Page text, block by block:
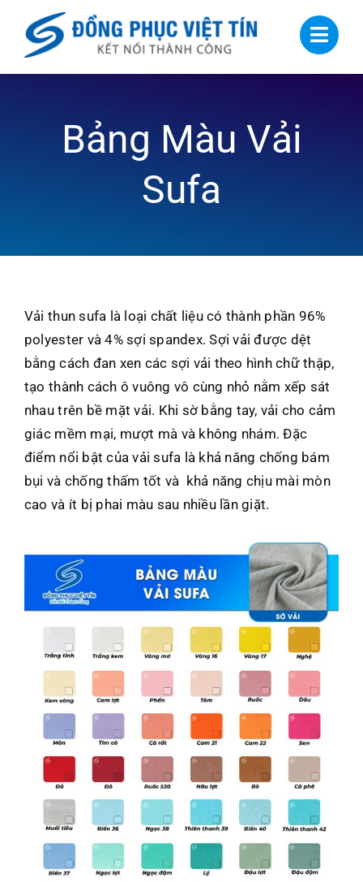
content
Bảng Màu Vải
Sufa
Vải thun sufa là loại chất liệu có thành phần 96%
polyester và 4% sợi spandex. Sợi vải được dệt
bằng cách đan xen các sợi vải theo hình chữ thập,
tạo thành cách ô vuông vô cùng nhỏ nằm xếp sát
nhau trên bề mặt vải. Khi sờ bằng tay, vải cho cảm
giác mềm mại, mượt mà và không nhám. Đặc
điểm nổi bật của vải sufa là khả năng chống bám
bụi và chống thấm tốt và khả năng chịu mài mòn
cao và ít bị phai màu sau nhiều lần giặt.